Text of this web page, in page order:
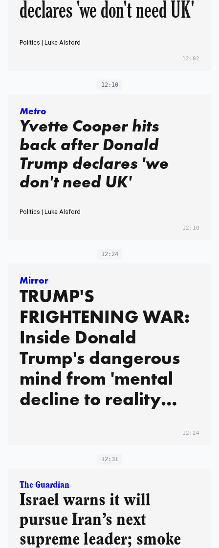
declares 'we don't need UK'
Politics | Luke Alsford
12:02
12:10
Metro
Yvette Cooper hits
back after Donald
Trump declares 'we
don't need UK'
Politics | Luke Alsford
12:10
12:24
Mirror
TRUMP'S
FRIGHTENING WAR:
Inside Donald
Trump's dangerous
mind from 'mental
decline to reality
12:24
12:31
The Guardian
Israel warns it will
pursue Iran’s next
supreme leader; smoke